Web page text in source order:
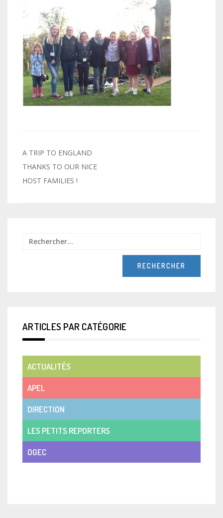
Navigation
de
l’article
A TRIP TO ENGLAND
THANKS TO OUR NICE
HOST FAMILIES !
ARTICLES PAR CATÉGORIE
ACTUALITÉS
APEL
DIRECTION
LES PETITS REPORTERS
OGEC